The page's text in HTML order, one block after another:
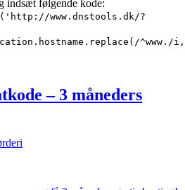
indsæt følgende kode:
www.dnstools.dk/?
– 3 måneders